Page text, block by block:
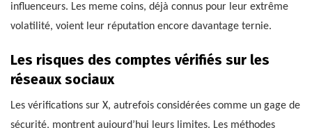
influenceurs. Les meme coins, déjà connus pour leur extrême
volatilité, voient leur réputation encore davantage ternie.
Les risques des comptes vérifiés sur les
réseaux sociaux
Les vérifications sur X, autrefois considérées comme un gage de
sécurité, montrent aujourd’hui leurs limites. Les méthodes